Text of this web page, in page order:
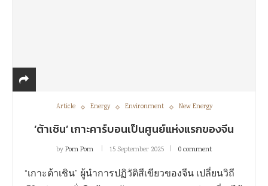
Article Energy Environment New Energy
‘ต้าเชิน’ เกาะคาร์บอนเป็นศูนย์แห่งแรกของจีน
byPom Pom 15 September 2025 0 comment
“เกาะต้าเชิน” ผู้นำการปฏิวัติสีเขียวของจีน เปลี่ยนวิถี